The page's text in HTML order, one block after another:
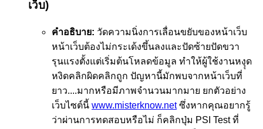
เว็บ)
คำอธิบาย: วัดความนิ่งการเลื่อนขยับของหน้าเว็บ
หน้าเว็บต้องไม่กระเด้งขึ้นลงและปัดซ้ายปัดขวา
รุนแรงตั้งแต่เริ่มต้นโหลดข้อมูล ทำให้ผู้ใช้งานหงุุด
หงิดคลิกผิดคลิกถูก ปัญหานี้มักพบจากหน้าเว็บที่
ยาว....มากหรือมีภาพจำนวนมากมาย ยกตัวอย่าง
เว็บไซต์นี้ www.misterknow.netซึ่งหากคุณอยากรู้
ว่าผ่านการทดสอบหรือไม่ ก็คลิกปุ่ม PSI Test ที่